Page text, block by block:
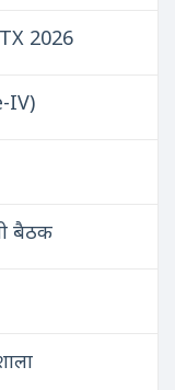
2026
IV)
बैठक